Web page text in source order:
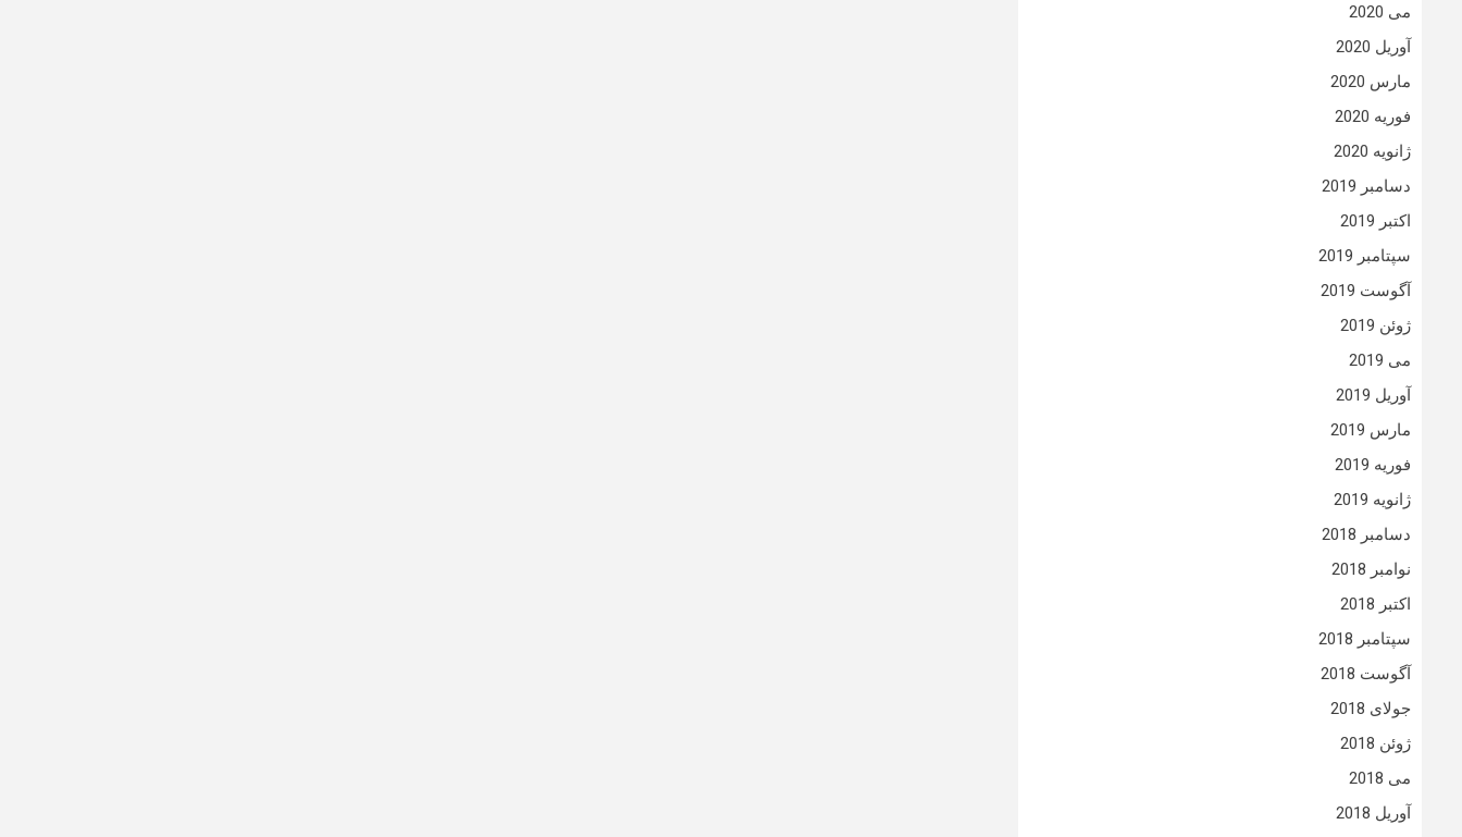
می 2020
آوریل 2020
مارس 2020
فوریه 2020
ژانویه 2020
دسامبر 2019
اکتبر 2019
سپتامبر 2019
آگوست 2019
ژوئن 2019
می 2019
آوریل 2019
مارس 2019
فوریه 2019
ژانویه 2019
دسامبر 2018
نوامبر 2018
اکتبر 2018
سپتامبر 2018
آگوست 2018
جولای 2018
ژوئن 2018
می 2018
آوریل 2018